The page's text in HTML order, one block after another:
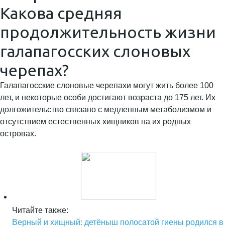
Какова средняя
продолжительность жизни
галапагосских слоновых
черепах?
Галапагосские слоновые черепахи могут жить более 100
лет, и некоторые особи достигают возраста до 175 лет. Их
долгожительство связано с медленным метаболизмом и
отсутствием естественных хищников на их родных
островах.
Читайте также:
Верный и хищный: детёныш полосатой гиены родился в